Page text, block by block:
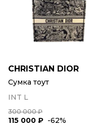
CHRISTIAN DIOR
Сумка тоут
INT L
300 000 ₽
115 000 ₽ -62%